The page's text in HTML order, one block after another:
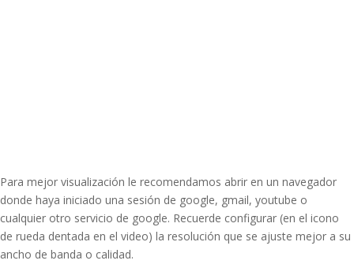
Para mejor visualización le recomendamos abrir en un navegador
donde haya iniciado una sesión de google, gmail, youtube o
cualquier otro servicio de google. Recuerde configurar (en el icono
de rueda dentada en el video) la resolución que se ajuste mejor a su
ancho de banda o calidad.